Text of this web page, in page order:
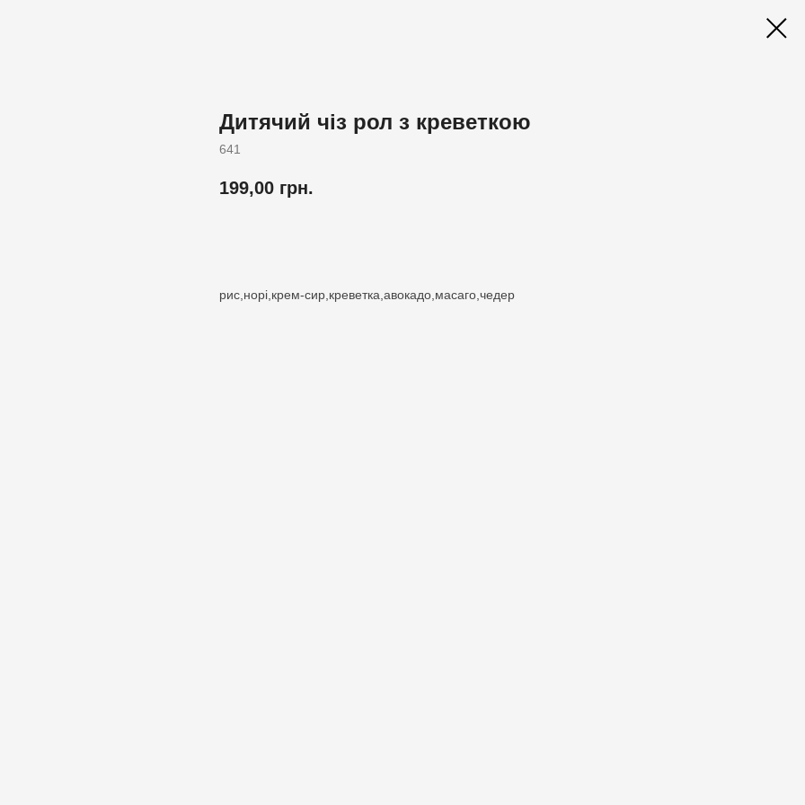
Дитячий чіз рол з креветкою
641
199,00 грн.
рис,норі,крем-сир,креветка,авокадо,масаго,чедер